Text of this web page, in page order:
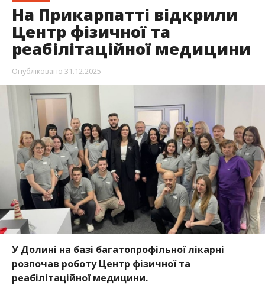
На Прикарпатті відкрили
Центр фізичної та
реабілітаційної медицини
Опубліковано 31.12.2025
У Долині на базі багатопрофільної лікарні
розпочав роботу Центр фізичної та
реабілітаційної медицини.